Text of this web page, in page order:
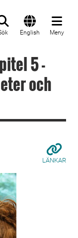
English Meny
5 -
och
LÄNKAR